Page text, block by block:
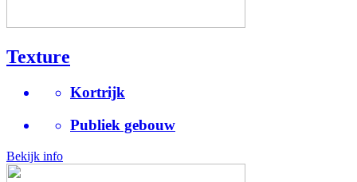
Texture
Kortrijk
Publiek gebouw
Bekijk info